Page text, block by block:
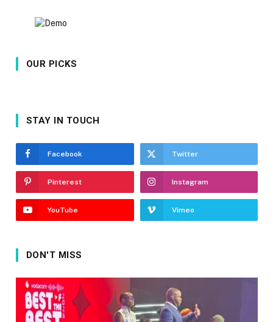
OUR PICKS
STAY IN TOUCH
Facebook Twitter
Pinterest Instagram
YouTube Vimeo
DON'T MISS